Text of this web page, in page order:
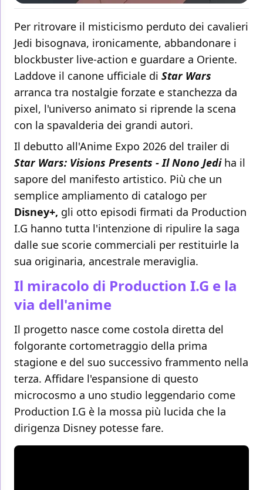
Per ritrovare il misticismo perduto dei cavalieri
Jedi bisognava, ironicamente, abbandonare i
blockbuster live-action e guardare a Oriente.
Laddove il canone ufficiale di Star Wars
arranca tra nostalgie forzate e stanchezza da
pixel, l'universo animato si riprende la scena
con la spavalderia dei grandi autori.
Il debutto all'Anime Expo 2026 del trailer di
Star Wars: Visions Presents - Il Nono Jediha il
sapore del manifesto artistico. Più che un
semplice ampliamento di catalogo per
Disney+, gli otto episodi firmati da Production
I.G hanno tutta l'intenzione di ripulire la saga
dalle sue scorie commerciali per restituirle la
sua originaria, ancestrale meraviglia.
Il miracolo di Production I.G e la
via dell'anime
Il progetto nasce come costola diretta del
folgorante cortometraggio della prima
stagione e del suo successivo frammento nella
terza. Affidare l'espansione di questo
microcosmo a uno studio leggendario come
Production I.G è la mossa più lucida che la
dirigenza Disney potesse fare.